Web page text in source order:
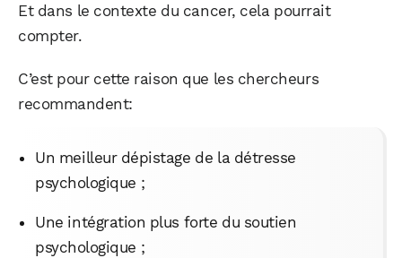
Et dans le contexte du cancer, cela pourrait
compter.
C’est pour cette raison que les chercheurs
recommandent:
Un meilleur dépistage de la détresse
psychologique ;
Une intégration plus forte du soutien
psychologique ;